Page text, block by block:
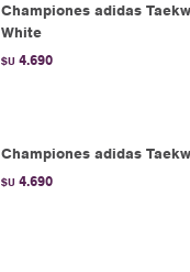
Championes adidas
White
$U 4.690
Championes adidas
$U 4.690